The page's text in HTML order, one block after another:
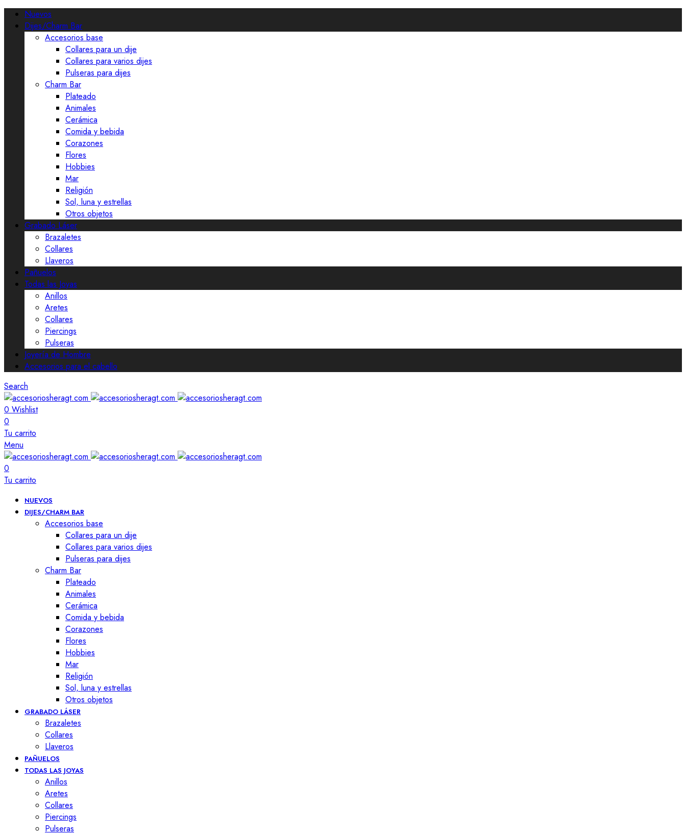
Nuevos
Dijes/Charm Bar
Accesorios base
Collares para un dije
Collares para varios dijes
Pulseras para dijes
Charm Bar
Plateado
Animales
Cerámica
Comida y bebida
Corazones
Flores
Hobbies
Mar
Religión
Sol, luna y estrellas
Otros objetos
Grabado Láser
Brazaletes
Collares
Llaveros
Pañuelos
Todas las Joyas
Anillos
Aretes
Collares
Piercings
Pulseras
Joyería de Hombre
Accesorios para el cabello
Search
0 Wishlist
0
Tu carrito
Menu
0
Tu carrito
NUEVOS
DIJES/CHARM BAR
Accesorios base
Collares para un dije
Collares para varios dijes
Pulseras para dijes
Charm Bar
Plateado
Animales
Cerámica
Comida y bebida
Corazones
Flores
Hobbies
Mar
Religión
Sol, luna y estrellas
Otros objetos
GRABADO LÁSER
Brazaletes
Collares
Llaveros
PAÑUELOS
TODAS LAS JOYAS
Anillos
Aretes
Collares
Piercings
Pulseras